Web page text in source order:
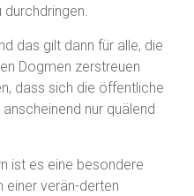
das gilt dann für alle, die
Dogmen zerstreuen
dass sich die öffentliche
nur quälend
ist es eine besondere
einer verän-derten